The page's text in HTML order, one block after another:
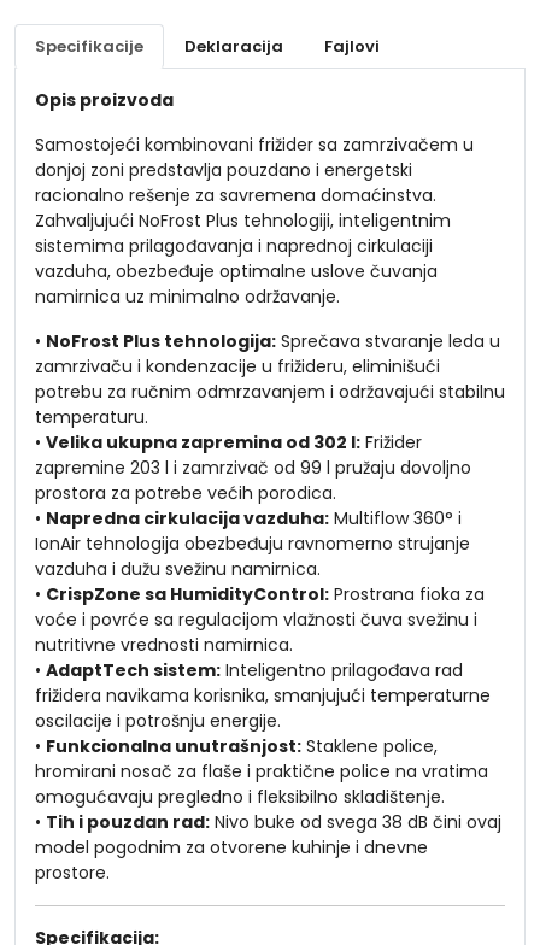
Specifikacije Deklaracija Fajlovi
Opis proizvoda
Samostojeći kombinovani frižider sa zamrzivačem u
donjoj zoni predstavlja pouzdano i energetski
racionalno rešenje za savremena domaćinstva.
Zahvaljujući NoFrost Plus tehnologiji, inteligentnim
sistemima prilagođavanja i naprednoj cirkulaciji
vazduha, obezbeđuje optimalne uslove čuvanja
namirnica uz minimalno održavanje.
• NoFrost Plus tehnologija: Sprečava stvaranje leda u
zamrzivaču i kondenzacije u frižideru, eliminišući
potrebu za ručnim odmrzavanjem i održavajući stabilnu
temperaturu.
• Velika ukupna zapremina od 302 l: Frižider
zapremine 203 l i zamrzivač od 99 l pružaju dovoljno
prostora za potrebe većih porodica.
• Napredna cirkulacija vazduha: Multiflow 360° i
IonAir tehnologija obezbeđuju ravnomerno strujanje
vazduha i dužu svežinu namirnica.
• CrispZone sa HumidityControl: Prostrana fioka za
voće i povrće sa regulacijom vlažnosti čuva svežinu i
nutritivne vrednosti namirnica.
• AdaptTech sistem: Inteligentno prilagođava rad
frižidera navikama korisnika, smanjujući temperaturne
oscilacije i potrošnju energije.
• Funkcionalna unutrašnjost: Staklene police,
hromirani nosač za flaše i praktične police na vratima
omogućavaju pregledno i fleksibilno skladištenje.
• Tih i pouzdan rad: Nivo buke od svega 38 dB čini ovaj
model pogodnim za otvorene kuhinje i dnevne
prostore.
Specifikacija: